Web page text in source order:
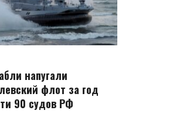
напугали
флот за год
90 судов РФ